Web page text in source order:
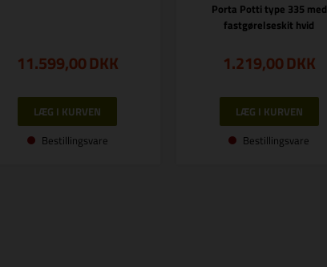
11.599,00DKK
Bestillingsvare
Porta Potti type 335 med
fastgørelseskit hvid
1.219,00DKK
Bestillingsvare